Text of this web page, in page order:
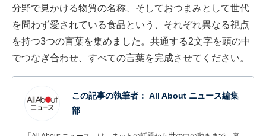
分野で見かける物質の名称、そしておつまみとして世代
を問わず愛されている食品という、それぞれ異なる視点
を持つ3つの言葉を集めました。共通する2文字を頭の中
でつなぎ合わせ、すべての言葉を完成させてください。
この記事の執筆者： All About ニュース編集
部